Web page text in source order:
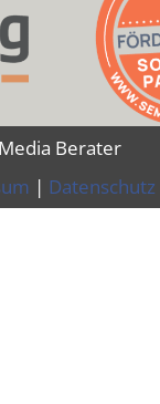
Berater
| Datenschutz